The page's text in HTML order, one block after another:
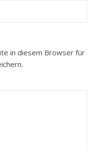
in diesem Browser für